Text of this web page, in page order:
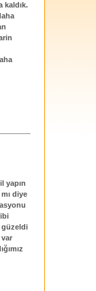
kaldık.
yapın
diye
güzeldi